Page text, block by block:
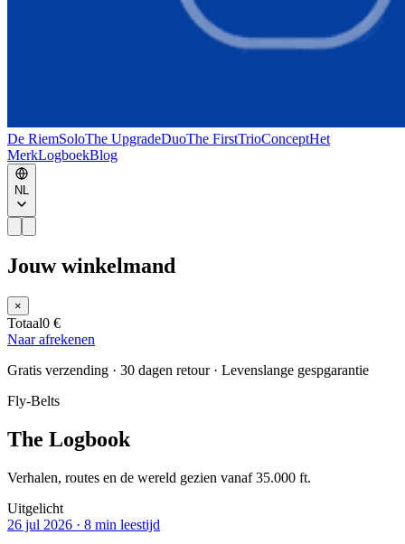
De RiemSoloThe UpgradeDuoThe FirstTrioConceptHet
MerkLogboekBlog
NL
Jouw winkelmand
×
Totaal0 €
Naar afrekenen
Gratis verzending · 30 dagen retour · Levenslange gespgarantie
Fly-Belts
The Logbook
Verhalen, routes en de wereld gezien vanaf 35.000 ft.
Uitgelicht
26 jul 2026 · 8 min leestijd